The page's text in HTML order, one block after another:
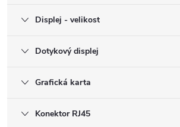
Displej - velikost
Dotykový displej
Grafická karta
Konektor RJ45